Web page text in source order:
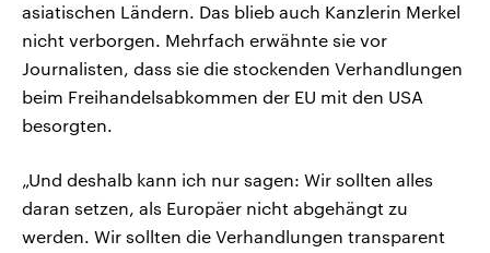
asiatischen Ländern. Das blieb auch Kanzlerin Merkel
nicht verborgen. Mehrfach erwähnte sie vor
Journalisten, dass sie die stockenden Verhandlungen
beim Freihandelsabkommen der EU mit den USA
besorgten.
„Und deshalb kann ich nur sagen: Wir sollten alles
daran setzen, als Europäer nicht abgehängt zu
werden. Wir sollten die Verhandlungen transparent